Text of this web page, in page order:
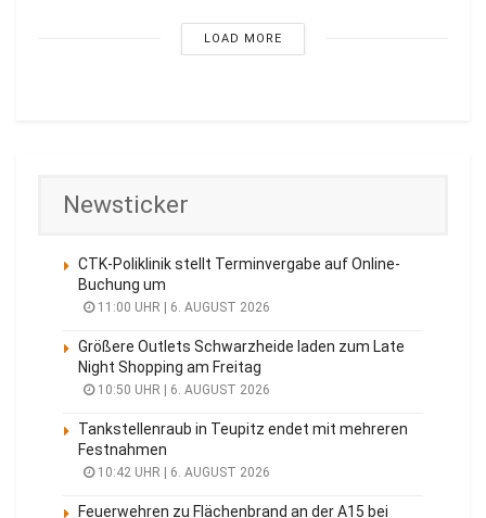
LOAD MORE
Newsticker
CTK-Poliklinik stellt Terminvergabe auf Online-
Buchung um
11:00 UHR | 6. AUGUST 2026
Größere Outlets Schwarzheide laden zum Late
Night Shopping am Freitag
10:50 UHR | 6. AUGUST 2026
Tankstellenraub in Teupitz endet mit mehreren
Festnahmen
10:42 UHR | 6. AUGUST 2026
Feuerwehren zu Flächenbrand an der A15 bei